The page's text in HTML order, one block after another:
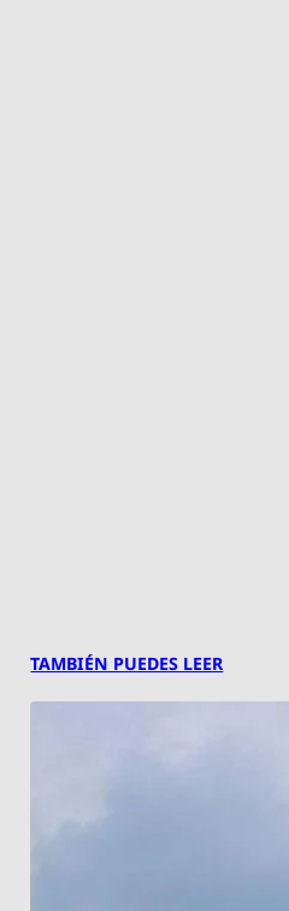
TAMBIÉN PUEDES LEER